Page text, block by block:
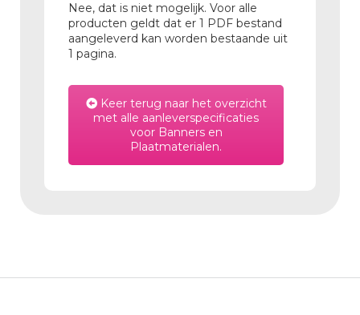
Nee, dat is niet mogelijk. Voor alle
producten geldt dat er 1 PDF bestand
aangeleverd kan worden bestaande uit
1 pagina.
Keer terug naar het overzicht
met alle aanleverspecificaties
voor Banners en
Plaatmaterialen.